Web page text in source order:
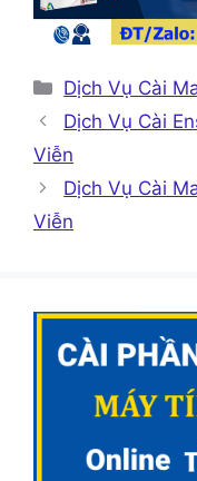
Danh
mục
Dịch Vụ Cài
Dịch Vụ Cài
Viễn
Dịch Vụ Cài
Viễn